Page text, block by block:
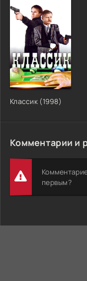
Классик (1998)
Комментарии и
первым?